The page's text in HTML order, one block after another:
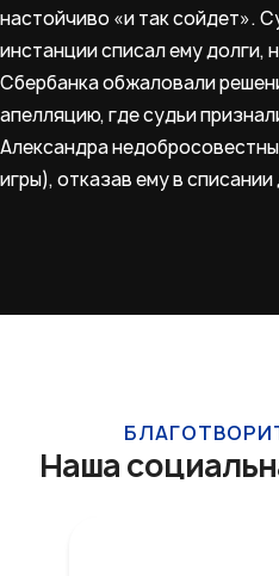
настойчиво «и так сойдет».
инстанции списал ему долги,
Сбербанка обжаловали
апелляцию, где судьи
Александра
игры), отказав ему в
Наша